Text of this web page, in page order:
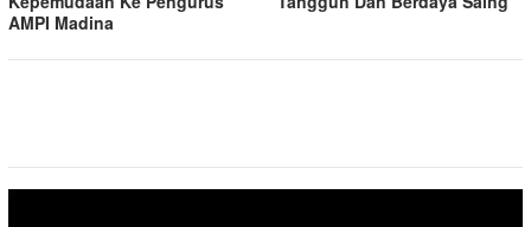
AMPI Madina